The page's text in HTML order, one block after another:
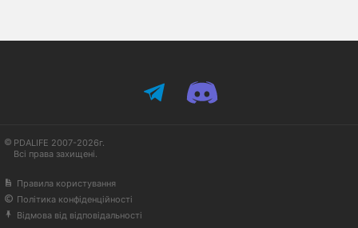
PDALIFE 2007-2026г.
Всі права захищені.
Правила користування
Політика конфіденційності
Відмова від відповідальності